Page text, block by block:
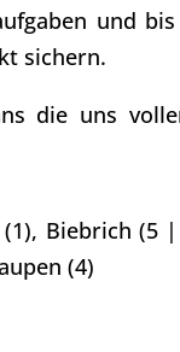
und
sichern.
die uns
Biebrich (5
(4)